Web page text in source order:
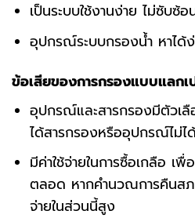
เป็นระบบใช้งานง่าย ไม่ซับซ้อ
อุปกรณ์ระบบกรองน้ำ หาได้
ข้อเสียของการกรองแบบแลกเ
อุปกรณ์และสารกรองมีตัวเลื
ได้สารกรองหรืออุปกรณ์ไม่
มีค่าใช้จ่ายในการซื้อเกลือ เ
ตลอด หากคำนวณการคืนสภ
จ่ายในส่วนนี้สูง